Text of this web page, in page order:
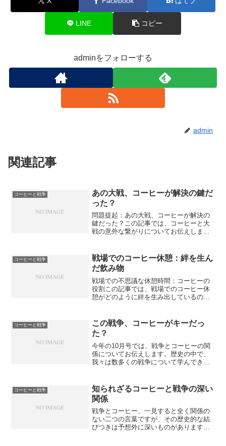
LINE コピー
adminをフォローする
admin
関連記事
コーヒーと戦争
あの大戦、コーヒーが解決の鍵だ
った？
問題提起：あの大戦、コーヒーが解決の
鍵だった？この記事では、コーヒーと大
戦の意外な繋がりについてお伝えしま
の役割についてもご紹介します。さら
に、コーヒーがもたらした平和...
コーヒーと戦争
戦場でのコーヒー休憩：絆を生ん
だ飲み物
戦場での不思議な休憩時間：コーヒーの
役割この記事では、戦場でのコーヒー休
憩がどのように絆を生み出しているのか
役割戦場という厳しい環境では、兵士た
ちにとって貴重な休憩時が...
コーヒーと戦争
この戦争、コーヒーがキーだっ
た？
今年の10月号では、戦争とコーヒーの関
係についてお伝えします。歴史の中で、
我々は数多くの戦争について学んできま
意外な役割を果たしてきたのです。各国
の戦争において、コーヒ...
コーヒーと戦争
知られざるコーヒーと戦争の深い
関係
戦争とコーヒー、一見すると全く関係の
ない二つの言葉ですが、その歴史的な結
びつきは予想外に深いものがあります。